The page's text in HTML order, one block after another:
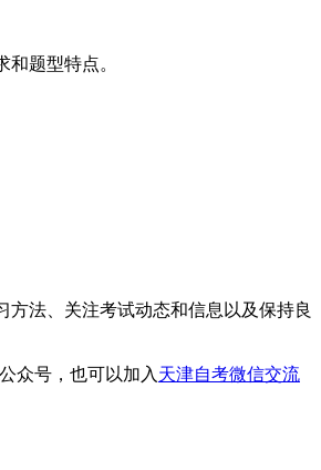
题型特点。
法、关注考试动态和信息以及保持良
众号，也可以加入 天津自考微信交流